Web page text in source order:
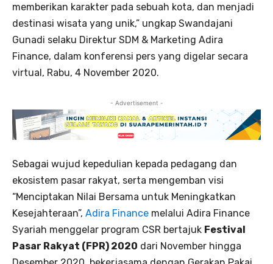
memberikan karakter pada sebuah kota, dan menjadi
destinasi wisata yang unik,” ungkap Swandajani
Gunadi selaku Direktur SDM & Marketing Adira
Finance, dalam konferensi pers yang digelar secara
virtual, Rabu, 4 November 2020.
- Advertisement -
Sebagai wujud kepedulian kepada pedagang dan
ekosistem pasar rakyat, serta mengemban visi
“Menciptakan Nilai Bersama untuk Meningkatkan
Kesejahteraan”, Adira Finance melalui Adira Finance
Syariah menggelar program CSR bertajuk Festival
Pasar Rakyat (FPR) 2020 dari November hingga